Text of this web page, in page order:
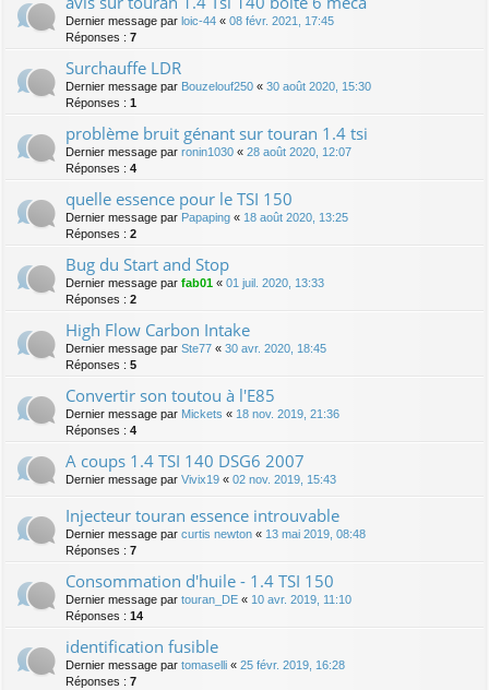
Dernier message par loic-44 « 08 févr. 2021, 17:45
Réponses : 7
Surchauffe LDR
Dernier message par Bouzelouf250 « 30 août 2020, 15:30
Réponses : 1
problème bruit génant sur touran 1.4 tsi
Dernier message par ronin1030 « 28 août 2020, 12:07
Réponses : 4
quelle essence pour le TSI 150
Dernier message par Papaping « 18 août 2020, 13:25
Réponses : 2
Bug du Start and Stop
Dernier message par fab01 « 01 juil. 2020, 13:33
Réponses : 2
High Flow Carbon Intake
Dernier message par Ste77 « 30 avr. 2020, 18:45
Réponses : 5
Convertir son toutou à l'E85
Dernier message par Mickets « 18 nov. 2019, 21:36
Réponses : 4
A coups 1.4 TSI 140 DSG6 2007
Dernier message par Vivix19 « 02 nov. 2019, 15:43
Injecteur touran essence introuvable
Dernier message par curtis newton « 13 mai 2019, 08:48
Réponses : 7
Consommation d'huile - 1.4 TSI 150
Dernier message par touran_DE « 10 avr. 2019, 11:10
Réponses : 14
identification fusible
Dernier message par tomaselli « 25 févr. 2019, 16:28
Réponses : 7